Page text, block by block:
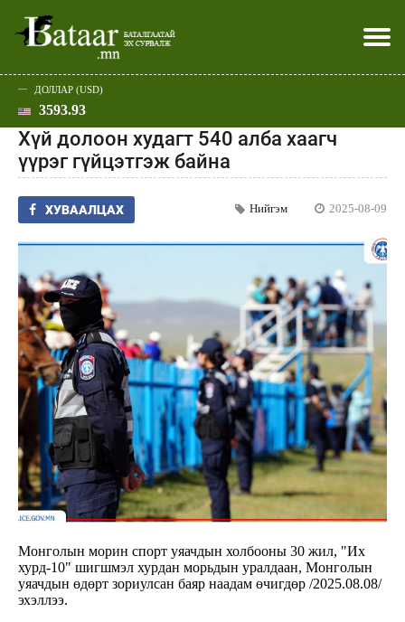
Эхлэл
Улс төр
Нийгэм
Эдийн засаг
Дэлхий
Спорт
Шар
Батаар юу хэлэв
Хэвлэл мэдээллээр
ДОЛЛАР (USD)
3593.93
Хүй долоон худагт 540 алба хаагч
үүрэг гүйцэтгэж байна
ХУВААЛЦАХ Нийгэм 2025-08-09
Монголын морин спорт уяачдын холбооны 30 жил, "Их
хурд-10" шигшмэл хурдан морьдын уралдаан, Монголын
уяачдын өдөрт зориулсан баяр наадам өчигдөр /2025.08.08/
эхэллээ.